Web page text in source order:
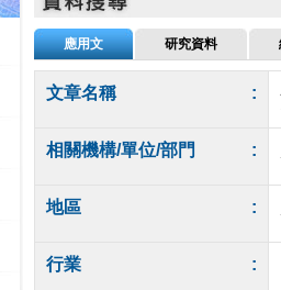
應用文 研究資料
文章名稱 :
相關機構/單位/部門 :
地區 :
行業 :